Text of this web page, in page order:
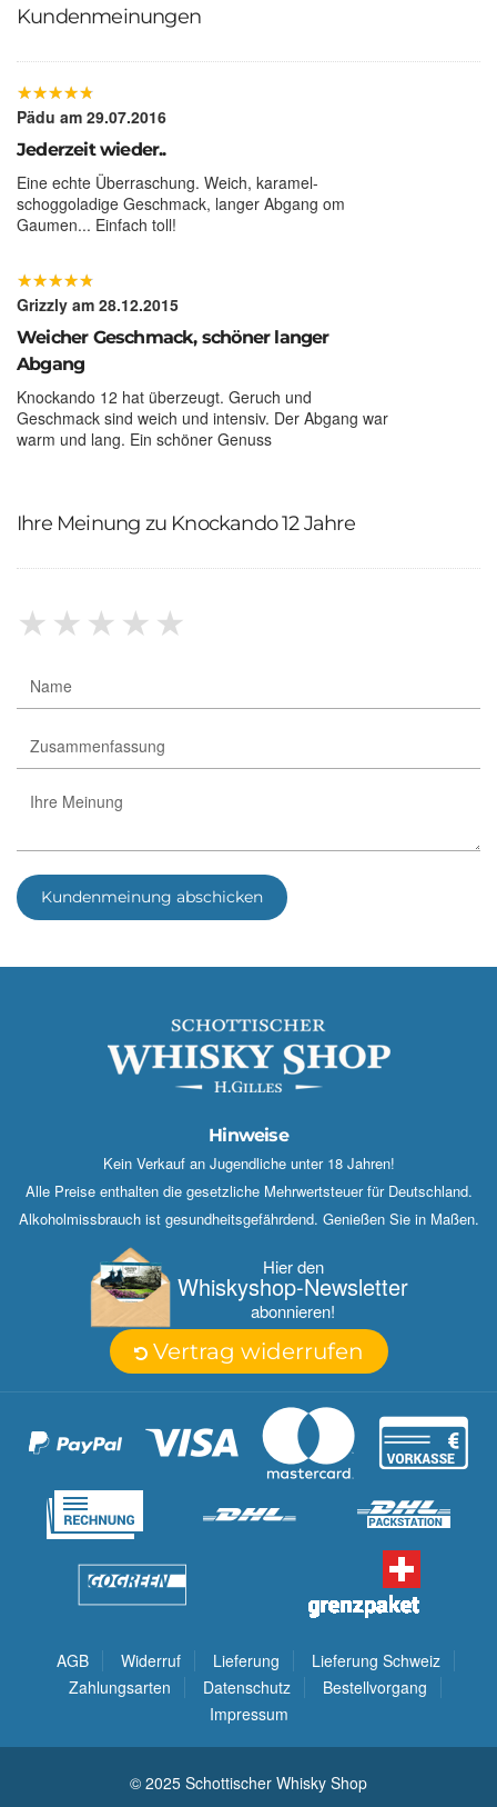
Kundenmeinungen
★★★★★
★★★★★
Pädu am 29.07.2016
Jederzeit wieder..
Eine echte Überraschung. Weich, karamel-
schoggoladige Geschmack, langer Abgang om
Gaumen... Einfach toll!
★★★★★
★★★★★
Grizzly am 28.12.2015
Weicher Geschmack, schöner langer
Abgang
Knockando 12 hat überzeugt. Geruch und
Geschmack sind weich und intensiv. Der Abgang war
warm und lang. Ein schöner Genuss
Ihre Meinung zu Knockando 12 Jahre
★★★★★
Kundenmeinung abschicken
Hinweise
Kein Verkauf an Jugendliche unter 18 Jahren!
Alle Preise enthalten die gesetzliche Mehrwertsteuer für Deutschland.
Alkoholmissbrauch ist gesundheitsgefährdend. Genießen Sie in Maßen.
Hier den
Whisky­shop-Newsletter
abonnieren!
Vertrag widerrufen
AGB Widerruf Lieferung
Lieferung Schweiz
Zahlungsarten
Datenschutz
Bestellvorgang
Impressum
© 2025 Schottischer Whisky Shop